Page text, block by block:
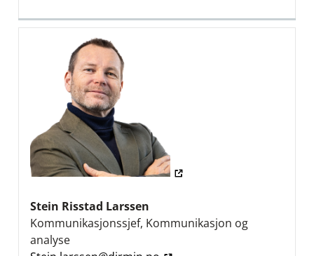
Stein Risstad Larssen
Kommunikasjonssjef, Kommunikasjon og
analyse